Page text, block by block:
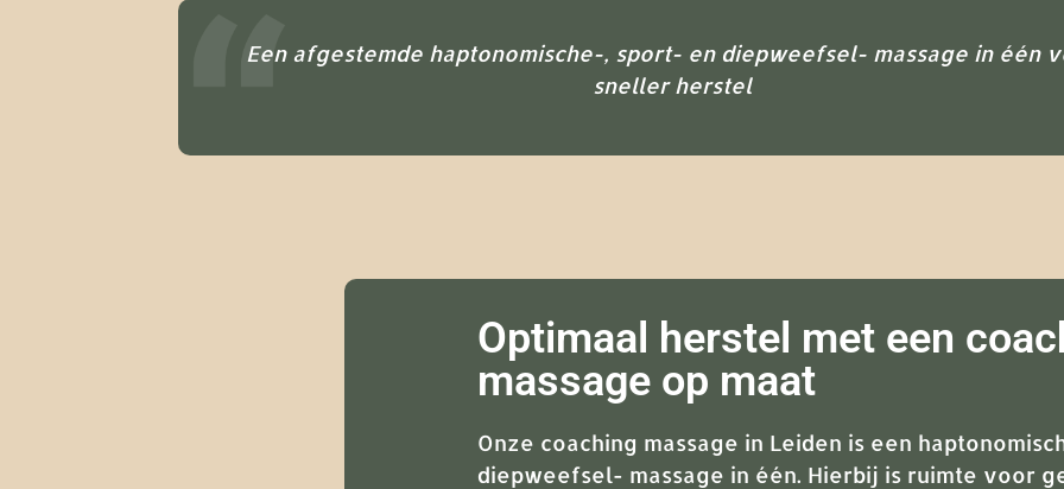
Een afgestemde haptonomische-, sport- en diepweefsel- massage in één
sneller herstel
Optimaal herstel met een
massage op maat​
Onze coaching massage in Leiden is een
diepweefsel- massage in één. Hierbij is ruimte voor